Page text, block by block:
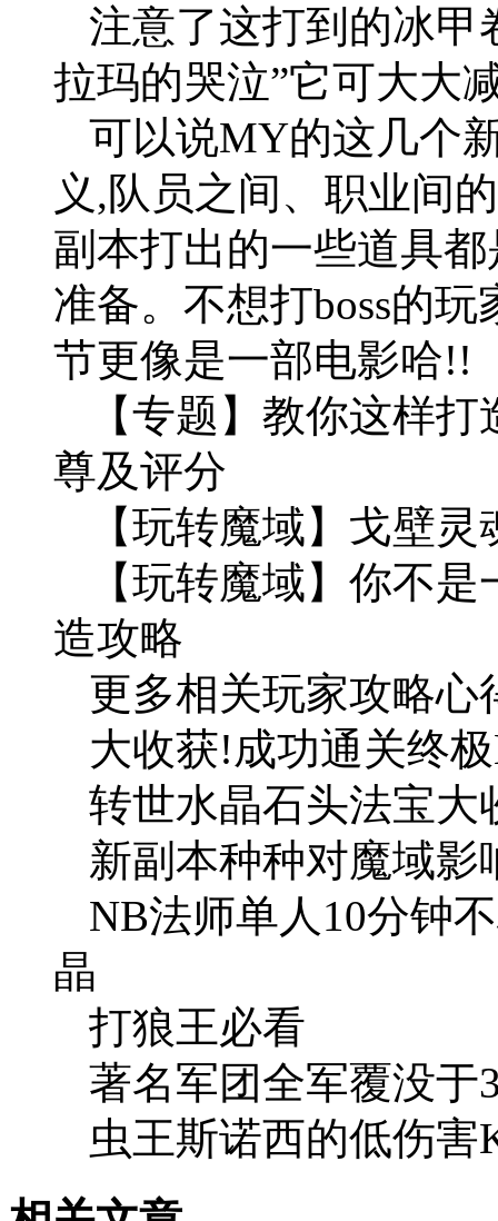
注意了这打到的冰甲
拉玛的哭泣”它可大大
可以说MY的这几个
义,队员之间、职业间
副本打出的一些道具
准备。不想打boss的
节更像是一部电影哈!!
【专题】教你这样
尊及评分
【玩转魔域】戈壁
【玩转魔域】你不
造攻略
更多相关玩家攻略心
大收获!成功通关终
转世水晶石头法宝大
新副本种种对魔域影
NB法师单人10分钟
晶
打狼王必看
著名军团全军覆没于
虫王斯诺西的低伤